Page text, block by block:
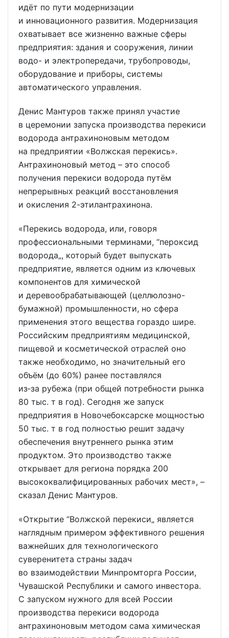
идёт по пути модернизации
и инновационного развития. Модернизация
охватывает все жизненно важные сферы
предприятия: здания и сооружения, линии
водо- и электропередачи, трубопроводы,
оборудование и приборы, системы
автоматического управления.
Денис Мантуров также принял участие
в церемонии запуска производства перекиси
водорода антрахиноновым методом
на предприятии «Волжская перекись».
Антрахиноновый метод – это способ
получения перекиси водорода путём
непрерывных реакций восстановления
и окисления 2-этилантрахинона.
«Перекись водорода, или, говоря
профессиональными терминами, “пероксид
водорода„, который будет выпускать
предприятие, является одним из ключевых
компонентов для химической
и деревообрабатывающей (целлюлозно-
бумажной) промышленности, но сфера
применения этого вещества гораздо шире.
Российским предприятиям медицинской,
пищевой и косметической отраслей оно
также необходимо, но значительный его
объём (до 60%) ранее поставлялся
из‑за рубежа (при общей потребности рынка
80 тыс. т в год). Сегодня же запуск
предприятия в Новочебоксарске мощностью
50 тыс. т в год полностью решит задачу
обеспечения внутреннего рынка этим
продуктом. Это производство также
открывает для региона порядка 200
высококвалифицированных рабочих мест», –
сказал Денис Мантуров.
«Открытие “Волжской перекиси„ является
наглядным примером эффективного решения
важнейших для технологического
суверенитета страны задач
во взаимодействии Минпромторга России,
Чувашской Республики и самого инвестора.
С запуском нужного для всей России
производства перекиси водорода
антрахиноновым методом сама химическая